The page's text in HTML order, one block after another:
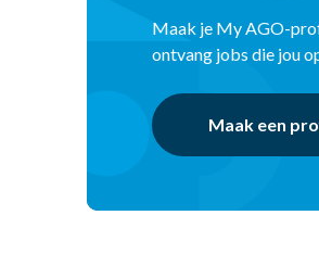
Maak je My AGO-
ontvang jobs die jou
Maak een